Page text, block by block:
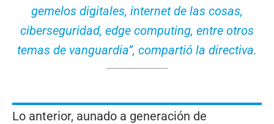
gemelos digitales, internet de las cosas,
ciberseguridad, edge computing, entre otros
temas de vanguardia”, compartió la directiva.
Lo anterior, aunado a generación de